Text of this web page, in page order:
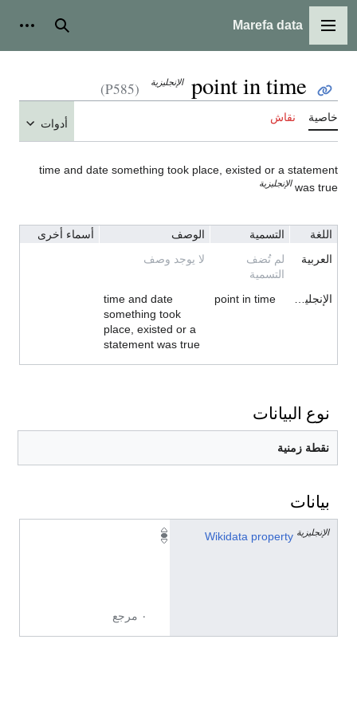
القائمة الرئيسية
Marefa data بحث
point in time الإنجليزية (P585)
خاصية نقاش أدوات
time and date something took place, existed or a statement
was true الإنجليزية
اللغة التسمية الوصف
أسماء أخرى
العربية
لم تُضف
التسمية
لا يوجد وصف
الإنجليزية point in time
time and date
something took
place, existed or a
statement was true
نوع البيانات
نقطة زمنية
بيانات
Wikidata property الإنجليزية
٠ مرجع